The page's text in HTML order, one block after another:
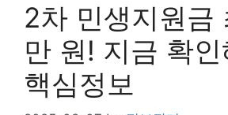
2차 민생지원금
만 원! 지금 확
핵심정보